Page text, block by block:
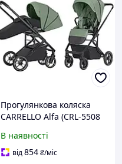
Прогулянкова коляска
CARRELLO Alfa (CRL-5508
В наявності
від854₴/міс